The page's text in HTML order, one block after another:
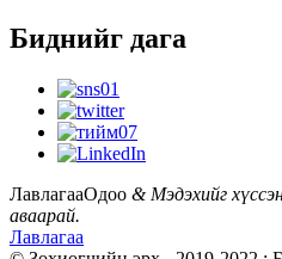
Биднийг дага
ЛавлагааОдоо & Мэдэхийг
аваарай.
Лавлагаа